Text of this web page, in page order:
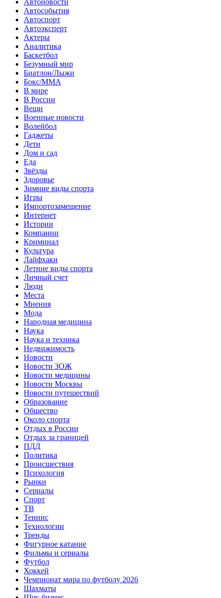
Автособытия
Автоспорт
Автоэксперт
Актеры
Аналитика
Баскетбол
Безумный мир
Биатлон/Лыжи
Бокс/MMA
В мире
В России
Вещи
Военные новости
Волейбол
Гаджеты
Дети
Дом и сад
Еда
Звёзды
Здоровье
Зимние виды спорта
Игры
Импортозамещение
Интернет
Истории
Компании
Криминал
Культура
Лайфхаки
Летние виды спорта
Личный счет
Люди
Места
Мнения
Мода
Народная медицина
Наука
Наука и техника
Недвижимость
Новости
Новости ЗОЖ
Новости медицины
Новости Москвы
Новости путешествий
Образование
Общество
Около спорта
Отдых в России
Отдых за границей
ПДД
Политика
Происшествия
Психология
Рынки
Сериалы
Спорт
ТВ
Теннис
Технологии
Тренды
Фигурное катание
Фильмы и сериалы
Футбол
Хоккей
Чемпионат мира по футболу 2026
Шахматы